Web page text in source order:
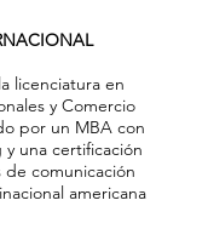
licenciatura en
y Comercio
por un MBA con
una certificación
comunicación
americana